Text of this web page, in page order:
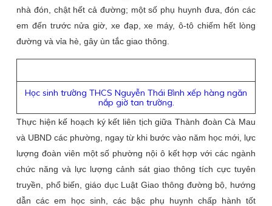
nhà đón, chật hết cả đường; một số phụ huynh đưa, đón các
em đến trước nửa giờ, xe đạp, xe máy, ô-tô chiếm hết lòng
đường và vỉa hè, gây ùn tắc giao thông.
Học sinh trường THCS Nguyễn Thái Bình xếp hàng ngăn
nắp giờ tan trường.
Thực hiện kế hoạch ký kết liên tịch giữa Thành đoàn Cà Mau
và UBND các phường, ngay từ khi bước vào năm học mới, lực
lượng đoàn viên một số phường nội ô kết hợp với các ngành
chức năng và lực lượng cảnh sát giao thông tích cực tuyên
truyền, phổ biến, giáo dục Luật Giao thông đường bộ, hướng
dẫn các em học sinh, các bậc phụ huynh chấp hành tốt